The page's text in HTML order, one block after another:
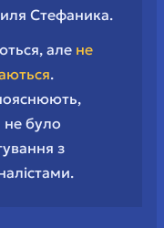
Стефаника.
але не
.
не було
з